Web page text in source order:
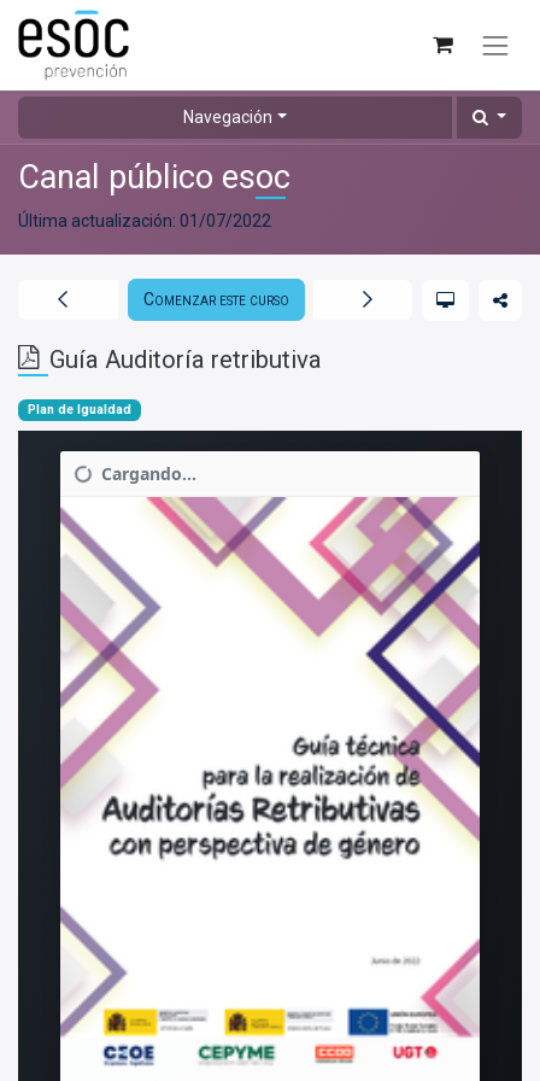
Navegación
Canal público esoc
Última actualización: 01/07/2022
Guía Auditoría retributiva
Comenzar este curso
Plan de Igualdad